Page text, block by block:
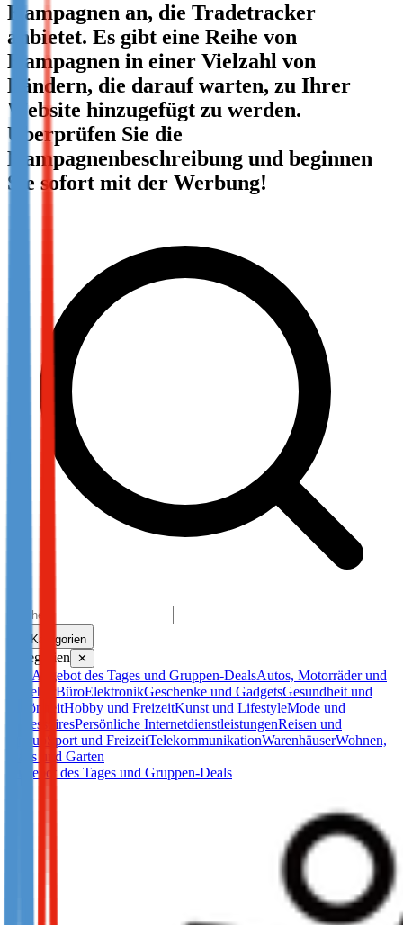
Not already our Publisher?
Sign up here
Kampagnen an, die Tradetracker
anbietet. Es gibt eine Reihe von
Kampagnen in einer Vielzahl von
Ländern, die darauf warten, zu Ihrer
Website hinzugefügt zu werden.
Überprüfen Sie die
Kampagnenbeschreibung und beginnen
Sie sofort mit der Werbung!
Kategorien
Kategorien ✕
Angebot des Tages und Gruppen-DealsAutos, Motorräder und
Zubehör BüroElektronikGeschenke und GadgetsGesundheit und
SchönheitHobby und FreizeitKunst und LifestyleMode und
AccessoiresPersönliche InternetdienstleistungenReisen und
Urlaub
Sport und FreizeitTelekommunikationWarenhäuserWohnen,
Haus und Garten
Angebot des Tages und Gruppen-Deals